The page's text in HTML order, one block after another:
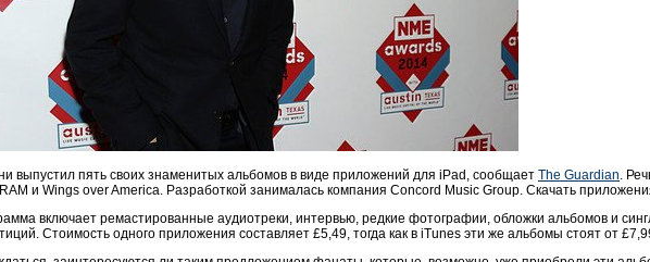
выпустил пять своих знаменитых альбомов в виде приложений для iPad, сообщает The Guardian .
и Wings over America. Разработкой занималась компания Concord Music Group. Скачать
включает ремастированные аудиотреки, интервью, редкие фотографии, обложки альбомов и
Стоимость одного приложения составляет £5,49, тогда как в iTunes эти же альбомы стоят от